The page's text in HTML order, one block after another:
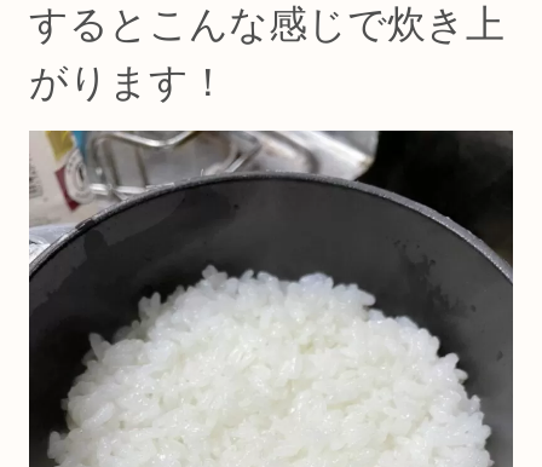
するとこんな感じで炊き上
がります！